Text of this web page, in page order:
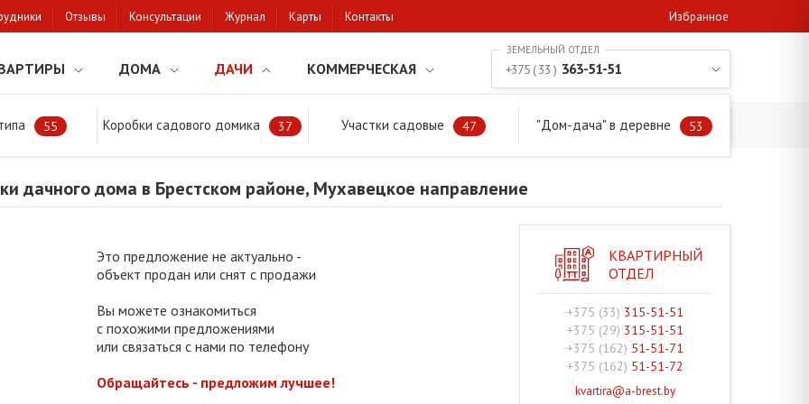
Отзывы Консультации Журнал Карты Контакты Избранное
ДОМА ДАЧИ КОММЕРЧЕСКАЯ
55 Коробки садового домика 37 Участки садовые 47 "Дом-дача" в деревне 53
+375 ( 33 ) 363-51-51
Продажа коробки дачного дома в Брестском районе, Мухавецкое направление
дачного дома в Брестском районе, Мухавецкое направление
Это предложение не актуально -
объект продан или снят с продажи
Вы можете ознакомиться
с похожими предложениями
или связаться с нами по телефону
Обращайтесь - предложим лучшее!
КВАРТИРНЫЙ
ОТДЕЛ
+375 (33) 315-51-51
+375 (29) 315-51-51
+375 (162) 51-51-71
+375 (162) 51-51-72
kvartira@a-brest.by